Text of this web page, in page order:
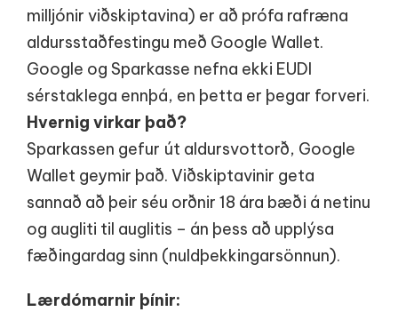
milljónir viðskiptavina) er að prófa rafræna
aldursstaðfestingu með Google Wallet.
Google og Sparkasse nefna ekki EUDI
sérstaklega ennþá, en þetta er þegar forveri.
Hvernig virkar það?
Sparkassen gefur út aldursvottorð, Google
Wallet geymir það. Viðskiptavinir geta
sannað að þeir séu orðnir 18 ára bæði á netinu
og augliti til auglitis – án þess að upplýsa
fæðingardag sinn (nuldþekkingarsönnun).
Lærdómarnir þínir: